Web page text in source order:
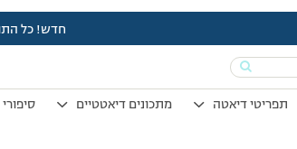
חדש! כל
תפריטי דיאטה מתכונים דיאטטיים
(מתוך 2 סה״כ)
2009 בשעה 20:44
#79165